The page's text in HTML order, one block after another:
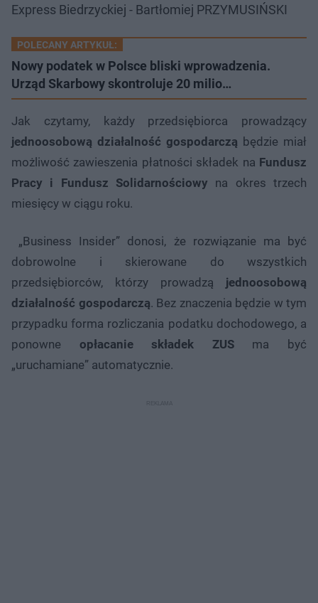
Express Biedrzyckiej - Bartłomiej PRZYMUSIŃSKI
POLECANY ARTYKUŁ:
Nowy podatek w Polsce bliski wprowadzenia.
Urząd Skarbowy skontroluje 20 milio…
Jak czytamy, każdy przedsiębiorca prowadzący
jednoosobową działalność gospodarczą będzie miał
możliwość zawieszenia płatności składek na Fundusz
Pracy i Fundusz Solidarnościowy na okres trzech
miesięcy w ciągu roku.
„Business Insider” donosi, że rozwiązanie ma być
dobrowolne i skierowane do wszystkich
przedsiębiorców, którzy prowadzą jednoosobową
działalność gospodarczą. Bez znaczenia będzie w tym
przypadku forma rozliczania podatku dochodowego, a
ponowne opłacanie składek ZUSma być
„uruchamiane” automatycznie.